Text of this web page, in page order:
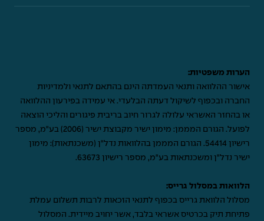
הערות משפטיות:
אישור ההלוואה ותנאי העמדתה הינם בהתאם לתנאי ולמדיניות
החברה ובכפוף לשיקול דעתה הבלעדי. אי עמידה בפירעון ההלוואה
או בהחזר האשראי עלולה לגרור חיוב בריבית פיגורים והליכי הוצאה
לפועל. הגורם המממן: מימון ישיר מקבוצת ישיר (2006) בע"מ, מספר
רישיון 54414. הגורם המממן בהלוואות נדל"ן (משכנתאות): מימון
ישיר נדל"ן ומשכנתאות בע"מ, מספר רישיון 63673.
הלוואות במסלול גרייס:
מסלול הלוואת גרייס בכפוף לתנאי הזכאות לרבות תשלום עמלת
פתיחת תיק בכרטיס אשראי בלבד, אשר יחויב מיידית. המסלול